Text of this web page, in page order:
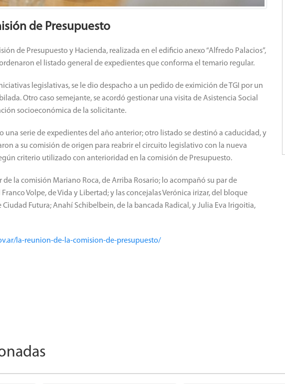
de Presupuesto
de Presupuesto y Hacienda, realizada en el edificio anexo “Alfredo Palacios”,
el listado general de expedientes que conforma el temario regular.
legislativas, se le dio despacho a un pedido de eximición de TGI por un
Otro caso semejante, se acordó gestionar una visita de Asistencia Social
socioeconómica de la solicitante.
una serie de expedientes del año anterior; otro listado se destinó a caducidad, y
a su comisión de origen para reabrir el circuito legislativo con la nueva
criterio utilizado con anterioridad en la comisión de Presupuesto.
la comisión Mariano Roca, de Arriba Rosario; lo acompañó su par de
Volpe, de Vida y Libertad; y las concejalas Verónica irizar, del bloque
Ciudad Futura; Anahí Schibelbein, de la bancada Radical, y Julia Eva Irigoitia,
la-reunion-de-la-comision-de-presupuesto/